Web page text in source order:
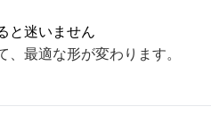
と迷いません
最適な形が変わります。